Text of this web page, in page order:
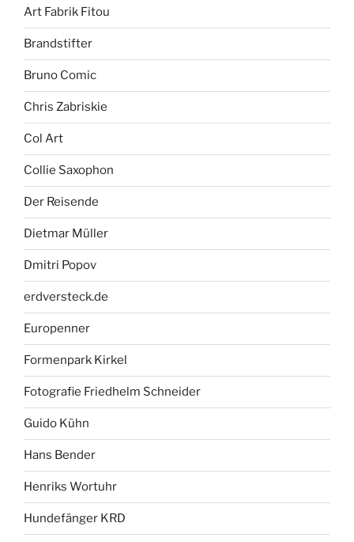
Art Fabrik Fitou
Brandstifter
Bruno Comic
Chris Zabriskie
Col Art
Collie Saxophon
Der Reisende
Dietmar Müller
Dmitri Popov
erdversteck.de
Europenner
Formenpark Kirkel
Fotografie Friedhelm Schneider
Guido Kühn
Hans Bender
Henriks Wortuhr
Hundefänger KRD